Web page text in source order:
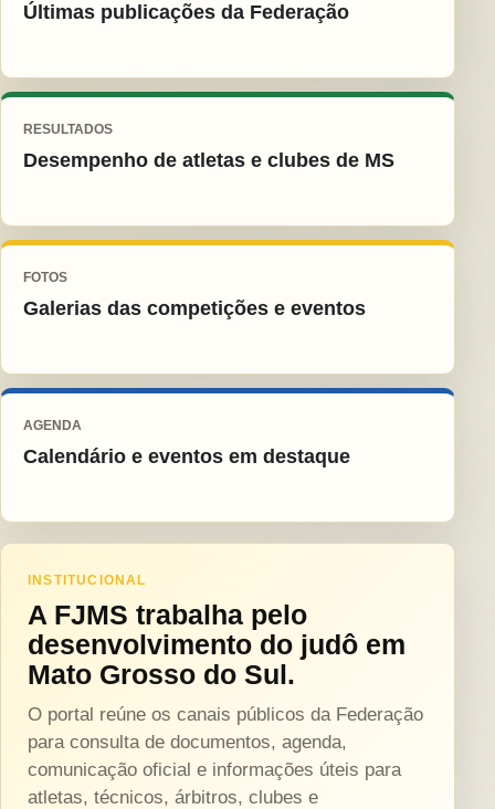
Últimas publicações da Federação
RESULTADOS
Desempenho de atletas e clubes de MS
FOTOS
Galerias das competições e eventos
AGENDA
Calendário e eventos em destaque
INSTITUCIONAL
A FJMS trabalha pelo
desenvolvimento do judô em
Mato Grosso do Sul.
O portal reúne os canais públicos da Federação
para consulta de documentos, agenda,
comunicação oficial e informações úteis para
atletas, técnicos, árbitros, clubes e